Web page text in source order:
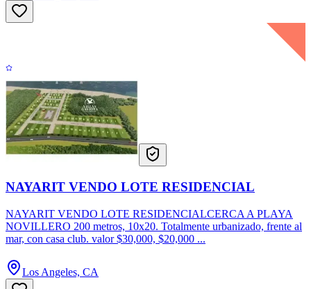
NAYARIT VENDO LOTE RESIDENCIAL
NAYARIT VENDO LOTE RESIDENCIALCERCA A PLAYA
NOVILLERO 200 metros, 10x20. Totalmente urbanizado, frente al
mar, con casa club. valor $30,000, $20,000 ...
Los Angeles, CA